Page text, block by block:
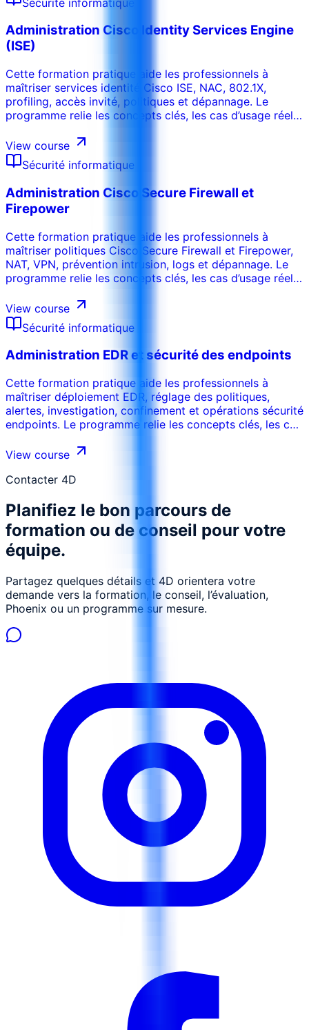
Administration Cisco Identity Services Engine
(ISE)
Cette formation pratique aide les professionnels à
maîtriser services identité Cisco ISE, NAC, 802.1X,
profiling, accès invité, politiques et dépannage. Le
programme relie les concepts clés, les cas d’usage réels,
que les participants puissent appliquer les acquis dans
leur environnement de travail. La formation peut être
adaptée au secteur, aux systèmes internes, au niveau
des participants et aux objectifs de performance de
l’organisation.
View course
Sécurité informatique
Administration Cisco Secure Firewall et
Firepower
Cette formation pratique aide les professionnels à
maîtriser politiques Cisco Secure Firewall et Firepower,
NAT, VPN, prévention intrusion, logs et dépannage. Le
programme relie les concepts clés, les cas d’usage réels,
que les participants puissent appliquer les acquis dans
leur environnement de travail. La formation peut être
adaptée au secteur, aux systèmes internes, au niveau
des participants et aux objectifs de performance de
l’organisation.
View course
Sécurité informatique
Administration EDR et sécurité des endpoints
Cette formation pratique aide les professionnels à
maîtriser déploiement EDR, réglage des politiques,
alertes, investigation, confinement et opérations sécurité
endpoints. Le programme relie les concepts clés, les cas
opérationnelles afin que les participants puissent
La formation peut être adaptée au secteur, aux
objectifs de performance de l’organisation.
View course
Contacter 4D
Planifiez le bon parcours de
formation ou de conseil pour votre
équipe.
Partagez quelques détails et 4D orientera votre
demande vers la formation, le conseil, l’évaluation,
Phoenix ou un programme sur mesure.